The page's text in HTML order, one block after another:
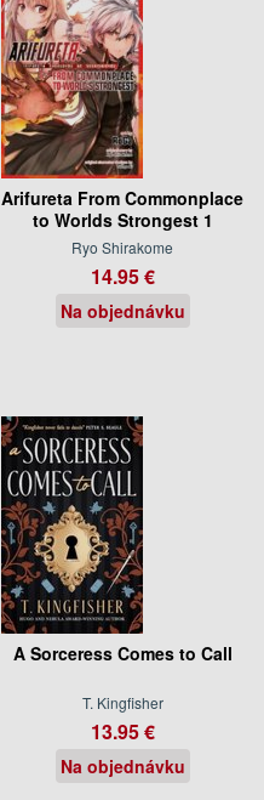
Arifureta From Commonplace
to Worlds Strongest 1
Ryo Shirakome
14.95 €
Na objednávku
A Sorceress Comes to Call
T. Kingfisher
13.95 €
Na objednávku